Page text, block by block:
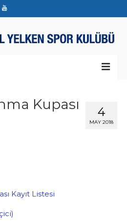
4
MAY 2018
Kupası
Kayıt Listesi